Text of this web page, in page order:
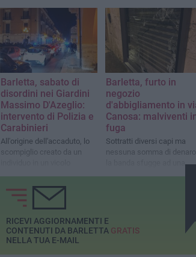
Barletta, sabato di
disordini nei Giardini
Massimo D'Azeglio:
intervento di Polizia e
Carabinieri
All'origine dell'accaduto, lo
scompiglio creato da un
Barletta, furto in
negozio
d'abbigliamento in
Canosa: malviventi
fuga
Sottratti diversi capi ma
nessuna somma di denaro,
RICEVI AGGIORNAMENTI E
CONTENUTI DA BARLETTA GRATIS
NELLA TUA E-MAIL